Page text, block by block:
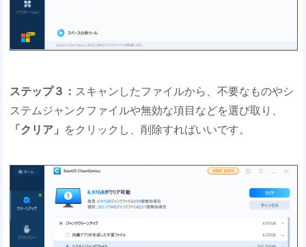
ステップ３： スキャンしたファイルから、不要なものやシ
ステムジャンクファイルや無効な項目などを選び取り、
「クリア」 をクリックし、削除すればいいです。